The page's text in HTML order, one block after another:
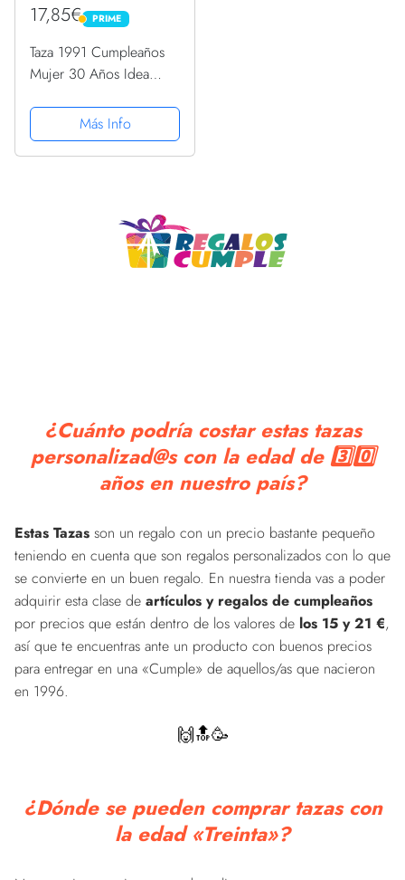
17,85€ PRIME
PRIME
Taza 1991 Cumpleaños
Mujer 30 Años Idea
subestimar una mujer
nacida en 1991
Más Info
¿Cuánto podría costar estas tazas
personalizad@s con la edad de 3️⃣0️⃣
años en nuestro país?
Estas Tazas son un regalo con un precio bastante pequeño
teniendo en cuenta que son regalos personalizados con lo que
se convierte en un buen regalo. En nuestra tienda vas a poder
adquirir esta clase de artículos y regalos de cumpleaños
por precios que están dentro de los valores de los 15 y 21 €,
así que te encuentras ante un producto con buenos precios
para entregar en una «Cumple» de aquellos/as que nacieron
en 1996.
🙌🔝🥳
¿Dónde se pueden comprar tazas con
la edad «Treinta»?